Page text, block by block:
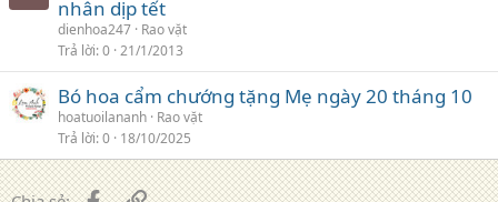
nhân dịp tết
dienhoa247 Rao vặt
Trả lời 0 21/1/2013
Bó hoa cẩm chướng tặng Mẹ ngày 20 tháng 10
hoatuoilananh Rao vặt
Trả lời 0 18/10/2025